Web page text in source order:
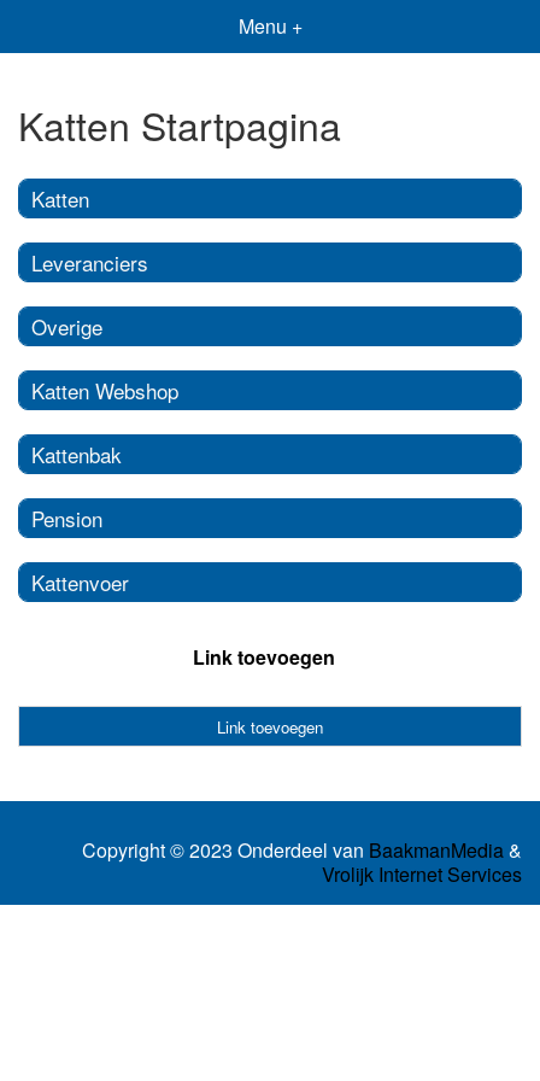
Menu +
Katten Startpagina
Katten
Leveranciers
Overige
Katten Webshop
Kattenbak
Pension
Kattenvoer
Link toevoegen
Link toevoegen
Copyright © 2023 Onderdeel van BaakmanMedia&
Vrolijk Internet Services